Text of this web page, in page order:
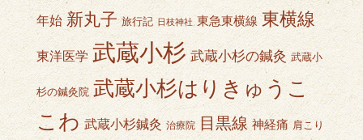
年始 新丸子 旅行記 日枝神社 東急東横線 東横線
東洋医学 武蔵小杉 武蔵小杉の鍼灸 武蔵小
杉の鍼灸院 武蔵小杉はりきゅうこ
こわ 武蔵小杉鍼灸 治療院 目黒線 神経痛 肩こり